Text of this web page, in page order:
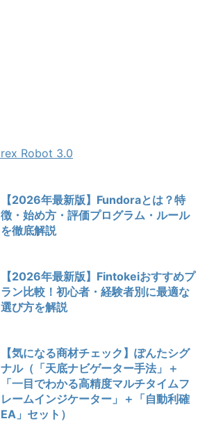
【2026年最新版】Fundoraとは？特
徴・始め方・評価プログラム・ルール
を徹底解説
【2026年最新版】Fintokeiおすすめプ
ラン比較！初心者・経験者別に最適な
選び方を解説
【気になる商材チェック】ぽんたシグ
ナル（「天底ナビゲーター手法」＋
「一目でわかる高精度マルチタイムフ
レームインジケーター」＋「自動利確
EA」セット）